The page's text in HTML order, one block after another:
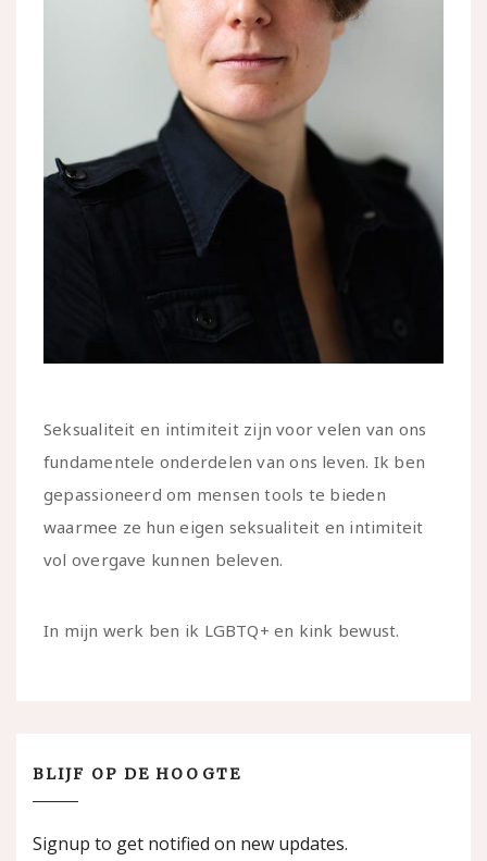
Seksualiteit en intimiteit zijn voor velen van ons
fundamentele onderdelen van ons leven. Ik ben
gepassioneerd om mensen tools te bieden
waarmee ze hun eigen seksualiteit en intimiteit
vol overgave kunnen beleven.
In mijn werk ben ik LGBTQ+ en kink bewust.
BLIJF OP DE HOOGTE